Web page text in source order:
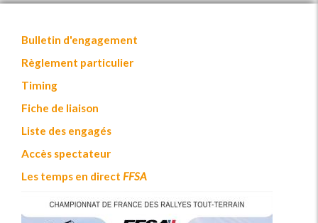
Bulletin d'engagement
Règlement particulier
Timing
Fiche de liaison
Liste des engagés
Accès spectateur
Les temps en direct FFSA